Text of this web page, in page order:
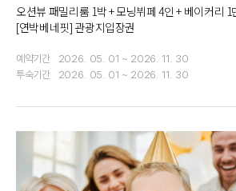
오션뷰 패밀리룸 1박 + 모닝뷔페 4인 + 베이커리
[연박베네핏] 관광지입장권
예약기간
2026. 05. 01 ~ 2026. 11. 30
투숙기간
2026. 05. 01 ~ 2026. 11. 30